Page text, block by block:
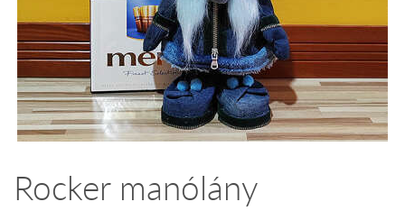
Rocker manólány